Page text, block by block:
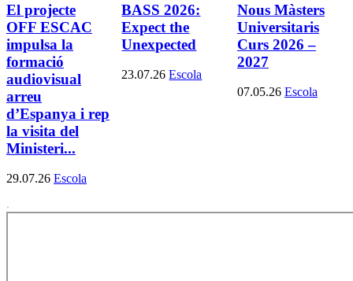
El projecte
OFF ESCAC
impulsa la
formació
audiovisual
arreu
d’Espanya i rep
la visita del
Ministeri...
29.07.26 Escola
BASS 2026:
Expect the
Unexpected
23.07.26 Escola
Nous Màsters
Universitaris
Curs 2026 –
2027
07.05.26 Escola